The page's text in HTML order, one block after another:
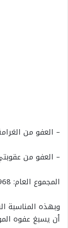
– العفو من الغرامة
– العفو من عقوبتي
المجموع العام: 968
وبهذه المناسبة
أن يسبغ عفوه